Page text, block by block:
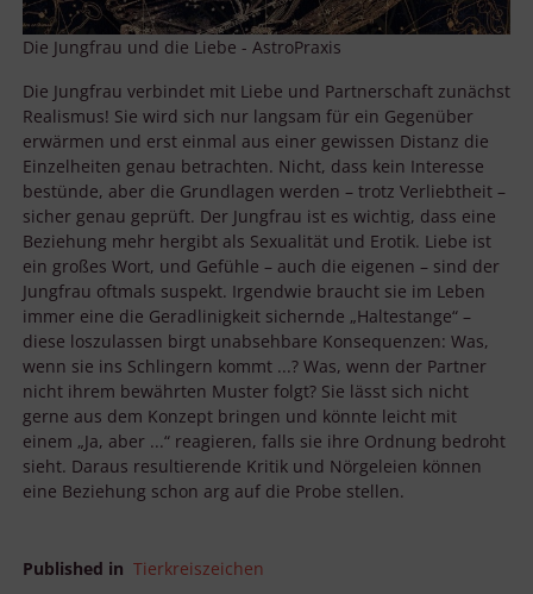
Die Jungfrau und die Liebe - AstroPraxis
Die Jungfrau verbindet mit Liebe und Partnerschaft zunächst
Realismus! Sie wird sich nur langsam für ein Gegenüber
erwärmen und erst einmal aus einer gewissen Distanz die
Einzelheiten genau betrachten. Nicht, dass kein Interesse
bestünde, aber die Grundlagen werden – trotz Verliebtheit –
sicher genau geprüft. Der Jungfrau ist es wichtig, dass eine
Beziehung mehr hergibt als Sexualität und Erotik. Liebe ist
ein großes Wort, und Gefühle – auch die eigenen – sind der
Jungfrau oftmals suspekt. Irgendwie braucht sie im Leben
immer eine die Geradlinigkeit sichernde „Haltestange“ –
diese loszulassen birgt unabsehbare Konsequenzen: Was,
wenn sie ins Schlingern kommt ...? Was, wenn der Partner
nicht ihrem bewährten Muster folgt? Sie lässt sich nicht
gerne aus dem Konzept bringen und könnte leicht mit
einem „Ja, aber ...“ reagieren, falls sie ihre Ordnung bedroht
sieht. Daraus resultierende Kritik und Nörgeleien können
eine Beziehung schon arg auf die Probe stellen.
Published in Tierkreiszeichen